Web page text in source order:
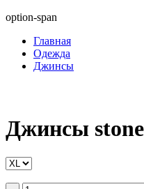
option-span
Главная
Одежда
Джинсы
Джинсы